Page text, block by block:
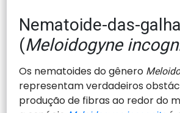
Nematoide-das-
(Meloidogyne
Os nematoides do gênero
representam verdadeiros
produção de fibras ao redor do